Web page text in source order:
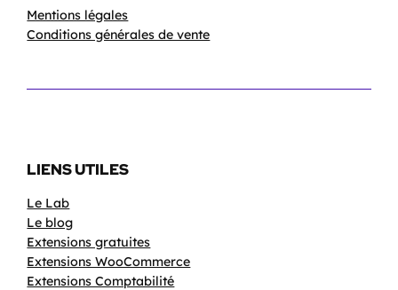
Mentions légales
Conditions générales de vente
LIENS UTILES
Le Lab
Le blog
Extensions gratuites
Extensions WooCommerce
Extensions Comptabilité